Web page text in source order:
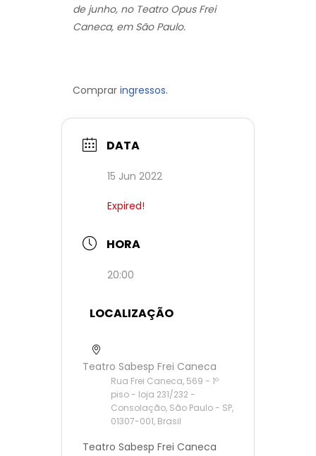
de junho, no Teatro Opus Frei
Caneca, em São Paulo.
Comprar ingressos.
DATA
15 Jun 2022
Expired!
HORA
20:00
LOCALIZAÇÃO
Teatro Sabesp Frei Caneca
Rua Frei Caneca, 569 - 1º
piso - loja 231/232 -
Consolação, São Paulo - SP,
01307-001, Brasil
Teatro Sabesp Frei Caneca